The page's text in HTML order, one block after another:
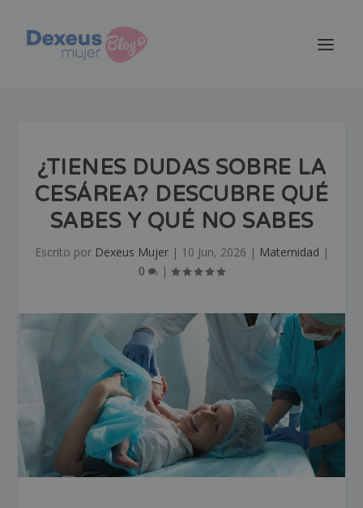
¿TIENES DUDAS SOBRE LA
CESÁREA? DESCUBRE QUÉ
SABES Y QUÉ NO SABES
Escrito por Dexeus Mujer| 10 Jun, 2026 | Maternidad |
0
|